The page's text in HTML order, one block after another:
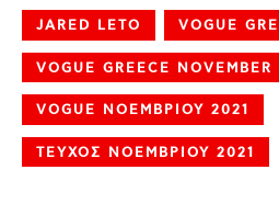
JARED LETO VOGUE
VOGUE GREECE NOVEMBER
VOGUE ΝΟΕΜΒΡΙΟΥ 2021
ΤΕΥΧΟΣ ΝΟΕΜΒΡΙΟΥ 2021